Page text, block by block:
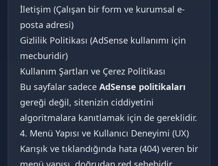
İletişim (Çalışan bir form ve kurumsal e-
posta adresi)
Gizlilik Politikası (AdSense kullanımı için
mecburidir)
Kullanım Şartları ve Çerez Politikası
Bu sayfalar sadece AdSense politikaları
gereği değil, sitenizin ciddiyetini
algoritmalara kanıtlamak için de gereklidir.
4. Menü Yapısı ve Kullanıcı Deneyimi (UX)
Karışık ve tıklandığında hata (404) veren bir